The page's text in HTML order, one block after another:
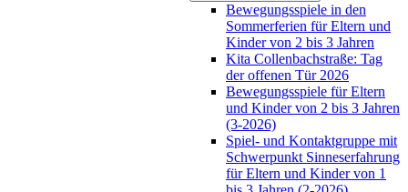
Bewegungsspiele in den
Sommerferien für Eltern und
Kinder von 2 bis 3 Jahren
Kita Collenbachstraße: Tag
der offenen Tür 2026
Bewegungsspiele für Eltern
und Kinder von 2 bis 3 Jahren
(3-2026)
Spiel- und Kontaktgruppe mit
Schwerpunkt Sinneserfahrung
für Eltern und Kinder von 1